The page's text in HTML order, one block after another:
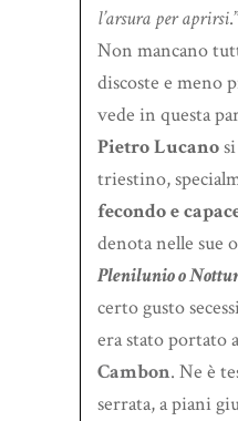
l’arsura per aprirsi.”
Non mancano
discoste e meno
vede in questa
Pietro Lucano
triestino,
fecondo e
denota nelle sue
Plenilunio o
certo gusto
era stato portato
Cambon. Ne è
serrata, a piani